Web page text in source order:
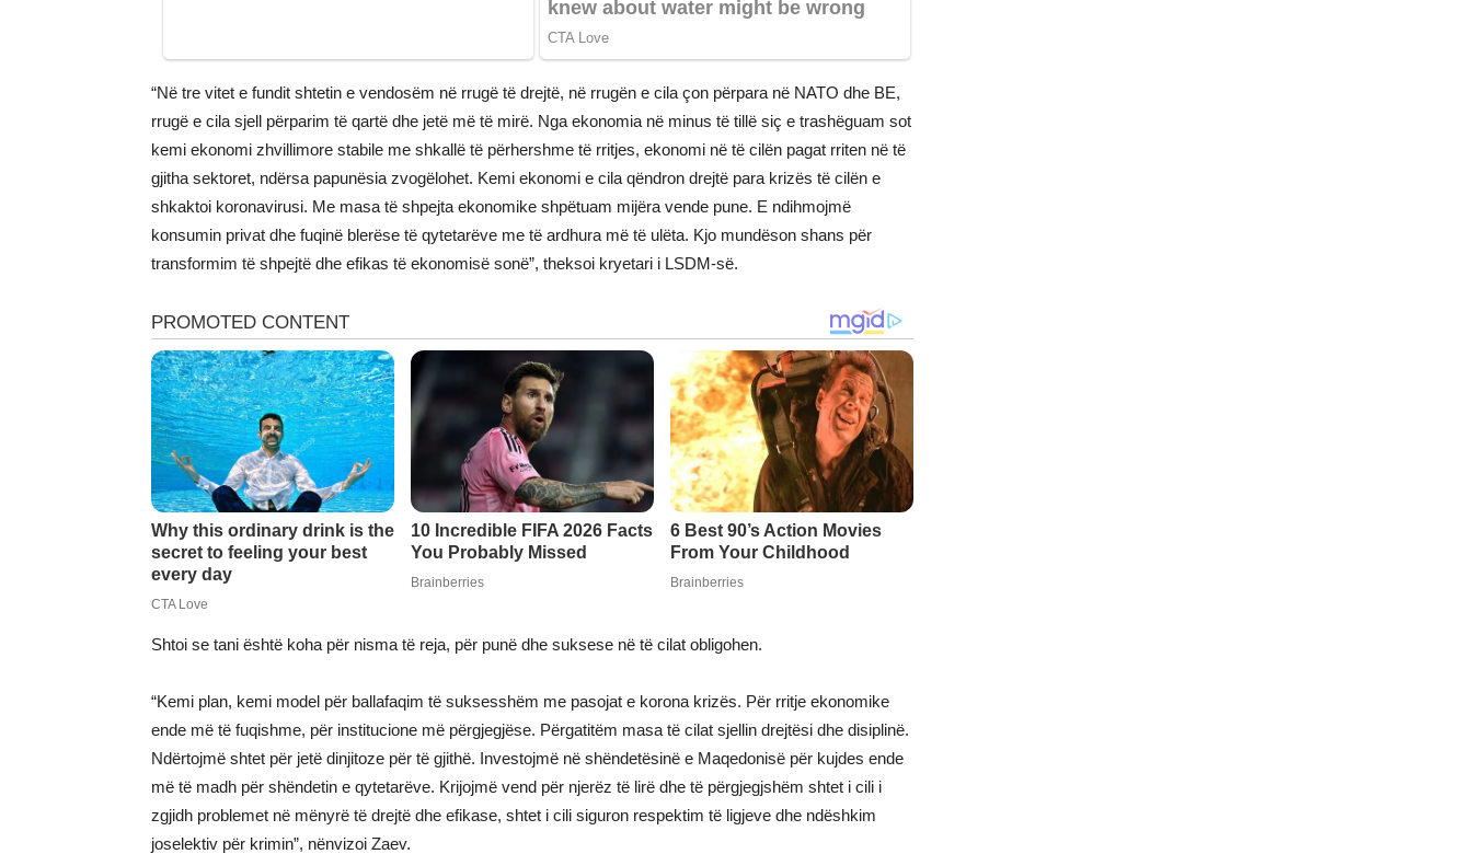
“Në tre vitet e fundit shtetin e vendosëm në rrugë të drejtë, në rrugën e cila çon përpara në NATO dhe BE,
rrugë e cila sjell përparim të qartë dhe jetë më të mirë. Nga ekonomia në minus të tillë siç e trashëguam sot
kemi ekonomi zhvillimore stabile me shkallë të përhershme të rritjes, ekonomi në të cilën pagat rriten në të
gjitha sektoret, ndërsa papunësia zvogëlohet. Kemi ekonomi e cila qëndron drejtë para krizës të cilën e
shkaktoi koronavirusi. Me masa të shpejta ekonomike shpëtuam mijëra vende pune. E ndihmojmë
konsumin privat dhe fuqinë blerëse të qytetarëve me të ardhura më të ulëta. Kjo mundëson shans për
transformim të shpejtë dhe efikas të ekonomisë sonë”, theksoi kryetari i LSDM-së.
Shtoi se tani është koha për nisma të reja, për punë dhe suksese në të cilat obligohen.
“Kemi plan, kemi model për ballafaqim të suksesshëm me pasojat e korona krizës. Për rritje ekonomike
ende më të fuqishme, për institucione më përgjegjëse. Përgatitëm masa të cilat sjellin drejtësi dhe disiplinë.
Ndërtojmë shtet për jetë dinjitoze për të gjithë. Investojmë në shëndetësinë e Maqedonisë për kujdes ende
më të madh për shëndetin e qytetarëve. Krijojmë vend për njerëz të lirë dhe të përgjegjshëm shtet i cili i
zgjidh problemet në mënyrë të drejtë dhe efikase, shtet i cili siguron respektim të ligjeve dhe ndëshkim
joselektiv për krimin”, nënvizoi Zaev.